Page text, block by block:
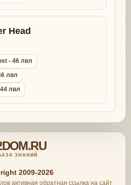
Head
- 46 лвл
лвл
лвл
ЗНАНИЙ
2009-2026
активная обратная ссылка на сайт